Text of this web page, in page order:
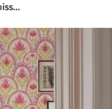
Oiseaux et fleurs pastel avec des croissants de lune sur fond blanc